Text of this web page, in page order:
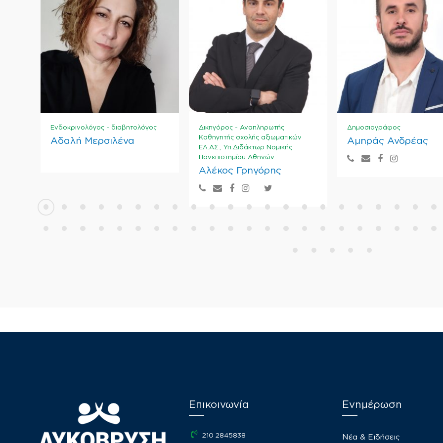
την ποιότητα ζωής
εμπλουτισμού
– αναγέννησης
του οδικού δικτύου.
Ενδοκρινολόγος - διαβητολόγος
Αδαλή Μερσιλένα
Δικηγόρος - Αναπληρωτής
Καθηγητής σχολής αξιωματικών
ΕΛ.ΑΣ., Υπ.Διδάκτωρ Νομικής
Πανεπιστημίου Αθηνών
Αλέκος Γρηγόρης
Δημοσιογράφος
Αμηράς Ανδρέας
Επικοινωνία
210 2845838
Ενημέρωση
Νέα & Ειδήσεις